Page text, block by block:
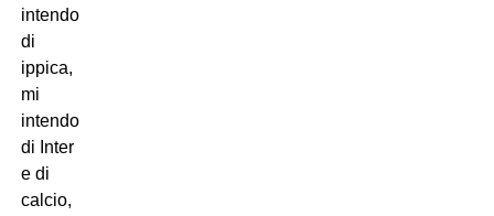
intendo
di
ippica,
mi
intendo
di Inter
e di
calcio,